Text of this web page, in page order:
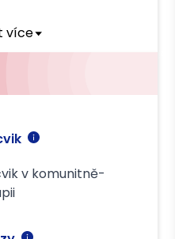
více
v komunitně-